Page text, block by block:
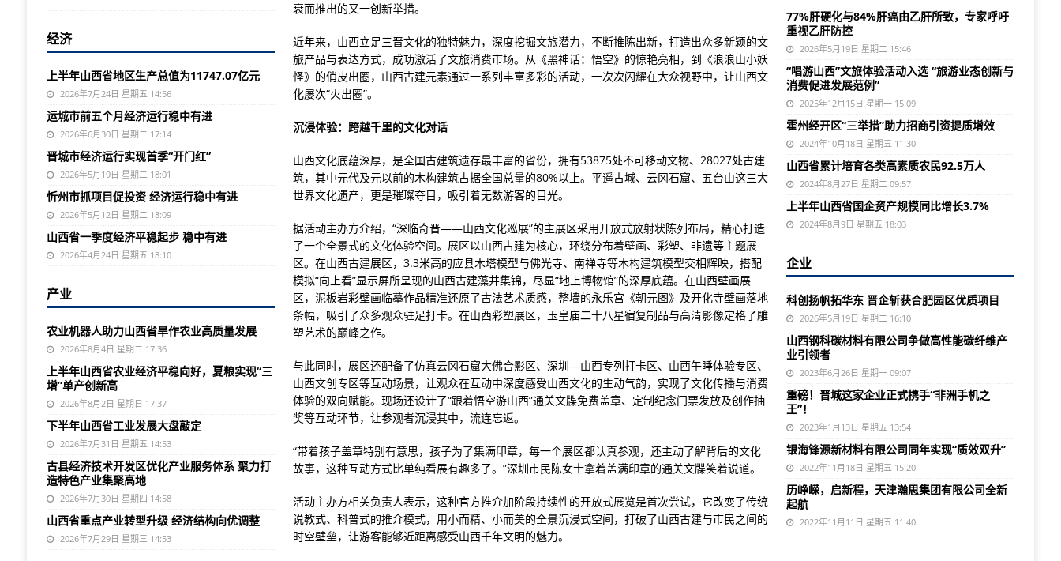
衰而推出的又一创新举措。
近年来，山西立足三晋文化的独特魅力，深度挖掘文旅潜力，不断推陈出新，打造出众多新颖的文
旅产品与表达方式，成功激活了文旅消费市场。从《黑神话：悟空》的惊艳亮相，到《浪浪山小妖
怪》的俏皮出圈，山西古建元素通过一系列丰富多彩的活动，一次次闪耀在大众视野中，让山西文
化屡次“火出圈”。
沉浸体验：跨越千里的文化对话
山西文化底蕴深厚，是全国古建筑遗存最丰富的省份，拥有53875处不可移动文物、28027处古建
筑，其中元代及元以前的木构建筑占据全国总量的80%以上。平遥古城、云冈石窟、五台山这三大
世界文化遗产，更是璀璨夺目，吸引着无数游客的目光。
据活动主办方介绍，“深临奇晋——山西文化巡展”的主展区采用开放式放射状陈列布局，精心打造
了一个全景式的文化体验空间。展区以山西古建为核心，环绕分布着壁画、彩塑、非遗等主题展
区。在山西古建展区，3.3米高的应县木塔模型与佛光寺、南禅寺等木构建筑模型交相辉映，搭配
模拟“向上看”显示屏所呈现的山西古建藻井集锦，尽显“地上博物馆”的深厚底蕴。在山西壁画展
区，泥板岩彩壁画临摹作品精准还原了古法艺术质感，整墙的永乐宫《朝元图》及开化寺壁画落地
条幅，吸引了众多观众驻足打卡。在山西彩塑展区，玉皇庙二十八星宿复制品与高清影像定格了雕
塑艺术的巅峰之作。
与此同时，展区还配备了仿真云冈石窟大佛合影区、深圳—山西专列打卡区、山西午睡体验专区、
山西文创专区等互动场景，让观众在互动中深度感受山西文化的生动气韵，实现了文化传播与消费
体验的双向赋能。现场还设计了“跟着悟空游山西”通关文牒免费盖章、定制纪念门票发放及创作抽
奖等互动环节，让参观者沉浸其中，流连忘返。
“带着孩子盖章特别有意思，孩子为了集满印章，每一个展区都认真参观，还主动了解背后的文化
故事，这种互动方式比单纯看展有趣多了。”深圳市民陈女士拿着盖满印章的通关文牒笑着说道。
活动主办方相关负责人表示，这种官方推介加阶段持续性的开放式展览是首次尝试，它改变了传统
说教式、科普式的推介模式，用小而精、小而美的全景沉浸式空间，打破了山西古建与市民之间的
时空壁垒，让游客能够近距离感受山西千年文明的魅力。
经济
上半年山西省地区生产总值为11747.07亿元
2026年7月24日 星期五 14:56
运城市前五个月经济运行稳中有进
2026年6月30日 星期二 17:14
晋城市经济运行实现首季“开门红”
2026年5月19日 星期二 18:01
忻州市抓项目促投资 经济运行稳中有进
2026年5月12日 星期二 18:09
山西省一季度经济平稳起步 稳中有进
2026年4月24日 星期五 18:10
产业
农业机器人助力山西省旱作农业高质量发展
2026年8月4日 星期二 17:36
上半年山西省农业经济平稳向好，夏粮实现“三
增”单产创新高
2026年8月2日 星期日 17:37
下半年山西省工业发展大盘敲定
2026年7月31日 星期五 14:53
古县经济技术开发区优化产业服务体系 聚力打
造特色产业集聚高地
2026年7月30日 星期四 14:58
山西省重点产业转型升级 经济结构向优调整
2026年7月29日 星期三 14:53
77%肝硬化与84%肝癌由乙肝所致，专家呼吁
重视乙肝防控
2026年5月19日 星期二 15:46
“唱游山西”文旅体验活动入选 “旅游业态创新与
消费促进发展范例”
2025年12月15日 星期一 15:09
霍州经开区“三举措”助力招商引资提质增效
2024年10月18日 星期五 11:30
山西省累计培育各类高素质农民92.5万人
2024年8月27日 星期二 09:57
上半年山西省国企资产规模同比增长3.7%
2024年8月9日 星期五 18:03
企业
科创扬帆拓华东 晋企斩获合肥园区优质项目
2026年5月19日 星期二 16:10
山西钢科碳材料有限公司争做高性能碳纤维产
业引领者
2023年6月26日 星期一 09:07
重磅！晋城这家企业正式携手“非洲手机之
王”！
2023年1月13日 星期五 13:54
银海锋源新材料有限公司同年实现“质效双升”
2022年11月18日 星期五 15:20
历峥嵘，启新程，天津瀚思集团有限公司全新
起航
2022年11月11日 星期五 11:40